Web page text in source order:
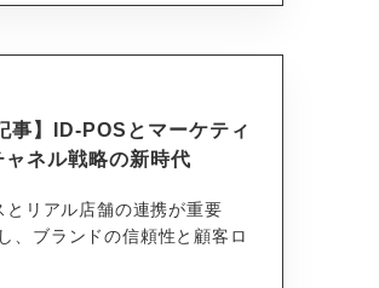
事】ID-POSとマーケティ
ネル戦略の新時代
リアル店舗の連携が重要
、ブランドの信頼性と顧客ロ